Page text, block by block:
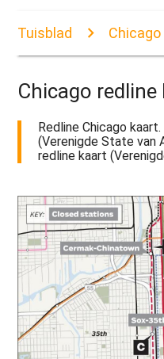
Tuisblad
Chicago redline
Redline Chicago
(Verenigde State van
redline kaart